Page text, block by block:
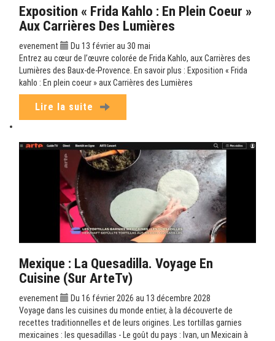
Exposition « Frida Kahlo : En Plein Coeur »
Aux Carrières Des Lumières
evenement
Du 13 février au 30 mai
Entrez au cœur de l’œuvre colorée de Frida Kahlo, aux Carrières des
Lumières des Baux-de-Provence. En savoir plus : Exposition « Frida
kahlo : En plein coeur » aux Carrières des Lumières
Lire la suite
Mexique : La Quesadilla. Voyage En
Cuisine (sur ArteTv)
evenement
Du 16 février 2026 au 13 décembre 2028
Voyage dans les cuisines du monde entier, à la découverte de
recettes traditionnelles et de leurs origines. Les tortillas garnies
mexicaines : les quesadillas - Le goût du pays : Ivan, un Mexicain à